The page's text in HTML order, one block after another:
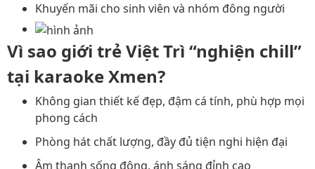
Khuyến mãi cho sinh viên và nhóm đông người
Vì sao giới trẻ Việt Trì “nghiện chill”
tại karaoke Xmen?
Không gian thiết kế đẹp, đậm cá tính, phù hợp mọi
phong cách
Phòng hát chất lượng, đầy đủ tiện nghi hiện đại
Âm thanh sống động, ánh sáng đỉnh cao